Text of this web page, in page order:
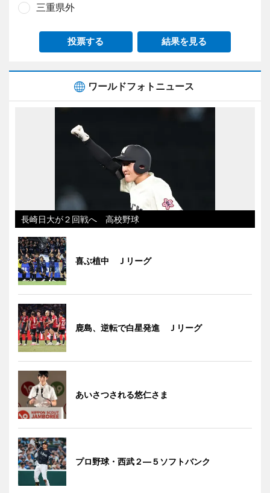
三重県外
投票する 結果を見る
ワールドフォトニュース
長崎日大が２回戦へ 高校野球
喜ぶ植中 Ｊリーグ
鹿島、逆転で白星発進 Ｊリーグ
あいさつされる悠仁さま
プロ野球・西武２―５ソフトバンク